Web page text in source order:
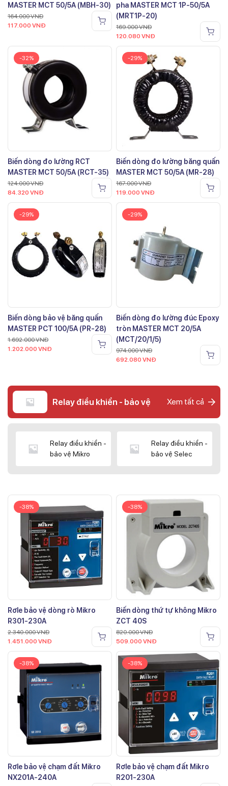
MASTER MCT 50/5A (MBH-30)
164.000VNĐ
117.000 VNĐ
pha MASTER MCT 1P-50/5A
(MRT1P-20)
169.000VNĐ
120.080 VNĐ
-32%
Biến dòng đo lường RCT
MASTER MCT 50/5A (RCT-35)
124.000VNĐ
84.320 VNĐ
-29%
Biến dòng đo lường băng quấn
MASTER MCT 50/5A (MR-28)
167.000VNĐ
119.000 VNĐ
-29%
Biến dòng bảo vệ băng quấn
MASTER PCT 100/5A (PR-28)
1.692.000VNĐ
1.202.000 VNĐ
-29%
Biến dòng đo lường đúc Epoxy
tròn MASTER MCT 20/5A
(MCT/20/1/5)
974.000VNĐ
692.080 VNĐ
Relay điều khiển - bảo vệ Xem tất cả
Relay điều khiển -
bảo vệ Mikro
Relay điều khiển -
bảo vệ Selec
-38%
Rơle bảo vệ dòng rò Mikro
R301-230A
2.340.000VNĐ
1.451.000 VNĐ
-38%
Biến dòng thứ tự không Mikro
ZCT 40S
820.000VNĐ
509.000 VNĐ
-38%
Rơle bảo vệ chạm đất Mikro
NX201A-240A
-38%
Rơle bảo vệ chạm đất Mikro
R201-230A